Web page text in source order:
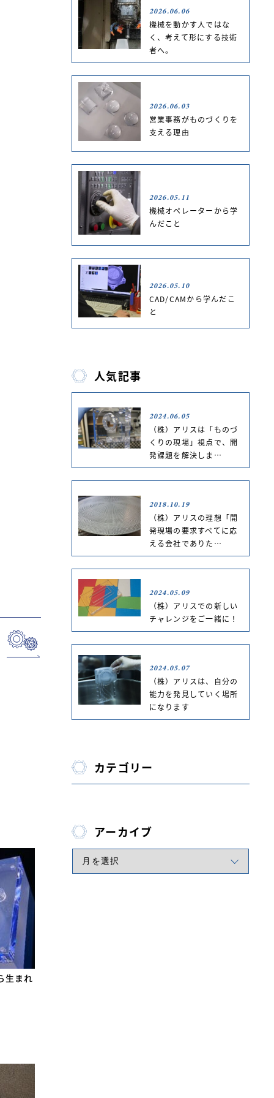
生まれ
2026.06.06
機械を動かす人ではな
く、考えて形にする技術
者へ。
2026.06.03
営業事務がものづくりを
支える理由
2026.05.11
機械オペレーターから学
んだこと
2026.05.10
CAD/CAMから学んだこ
と
人気記事
2024.06.05
（株）アリスは「ものづ
くりの現場」視点で、開
発課題を解決しま…
2018.10.19
（株）アリスの理想「開
発現場の要求すべてに応
える会社でありた…
2024.05.09
（株）アリスでの新しい
チャレンジをご一緒に！
2024.05.07
（株）アリスは、自分の
能力を発見していく場所
になります
カテゴリー
アーカイブ